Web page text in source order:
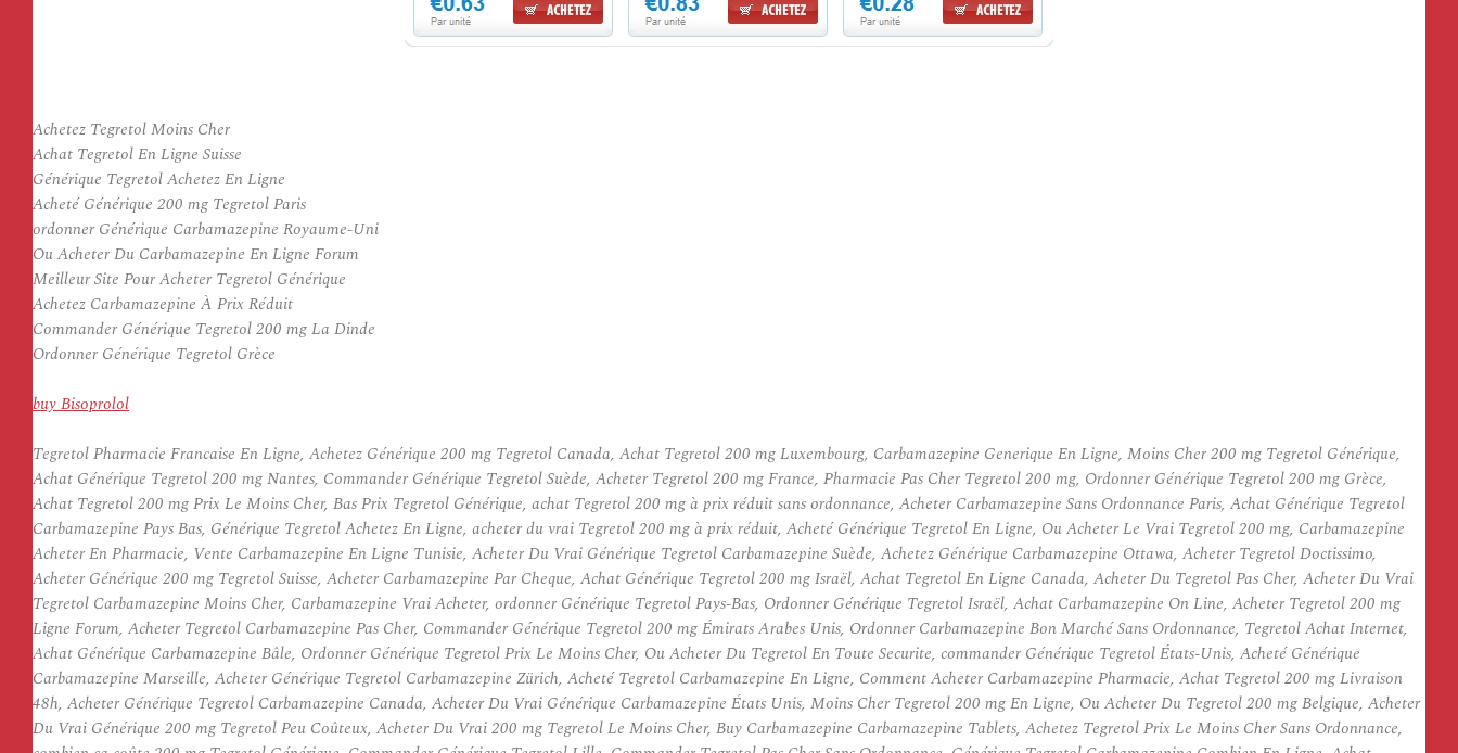
Achetez Tegretol Moins Cher
Achat Tegretol En Ligne Suisse
Générique Tegretol Achetez En Ligne
Acheté Générique 200 mg Tegretol Paris
ordonner Générique Carbamazepine Royaume-Uni
Ou Acheter Du Carbamazepine En Ligne Forum
Meilleur Site Pour Acheter Tegretol Générique
Achetez Carbamazepine À Prix Réduit
Commander Générique Tegretol 200 mg La Dinde
Ordonner Générique Tegretol Grèce
buy Bisoprolol
Tegretol Pharmacie Francaise En Ligne, Achetez Générique 200 mg Tegretol Canada, Achat Tegretol 200 mg Luxembourg, Carbamazepine Generique En Ligne, Moins Cher 200 mg Tegretol Générique,
Achat Générique Tegretol 200 mg Nantes, Commander Générique Tegretol Suède, Acheter Tegretol 200 mg France, Pharmacie Pas Cher Tegretol 200 mg, Ordonner Générique Tegretol 200 mg Grèce,
Achat Tegretol 200 mg Prix Le Moins Cher, Bas Prix Tegretol Générique, achat Tegretol 200 mg à prix réduit sans ordonnance, Acheter Carbamazepine Sans Ordonnance Paris, Achat Générique Tegretol
Carbamazepine Pays Bas, Générique Tegretol Achetez En Ligne, acheter du vrai Tegretol 200 mg à prix réduit, Acheté Générique Tegretol En Ligne, Ou Acheter Le Vrai Tegretol 200 mg, Carbamazepine
Acheter En Pharmacie, Vente Carbamazepine En Ligne Tunisie, Acheter Du Vrai Générique Tegretol Carbamazepine Suède, Achetez Générique Carbamazepine Ottawa, Acheter Tegretol Doctissimo,
Acheter Générique 200 mg Tegretol Suisse, Acheter Carbamazepine Par Cheque, Achat Générique Tegretol 200 mg Israël, Achat Tegretol En Ligne Canada, Acheter Du Tegretol Pas Cher, Acheter Du Vrai
Tegretol Carbamazepine Moins Cher, Carbamazepine Vrai Acheter, ordonner Générique Tegretol Pays-Bas, Ordonner Générique Tegretol Israël, Achat Carbamazepine On Line, Acheter Tegretol 200 mg
Ligne Forum, Acheter Tegretol Carbamazepine Pas Cher, Commander Générique Tegretol 200 mg Émirats Arabes Unis, Ordonner Carbamazepine Bon Marché Sans Ordonnance, Tegretol Achat Internet,
Achat Générique Carbamazepine Bâle, Ordonner Générique Tegretol Prix Le Moins Cher, Ou Acheter Du Tegretol En Toute Securite, commander Générique Tegretol États-Unis, Acheté Générique
Carbamazepine Marseille, Acheter Générique Tegretol Carbamazepine Zürich, Acheté Tegretol Carbamazepine En Ligne, Comment Acheter Carbamazepine Pharmacie, Achat Tegretol 200 mg Livraison
48h, Acheter Générique Tegretol Carbamazepine Canada, Acheter Du Vrai Générique Carbamazepine États Unis, Moins Cher Tegretol 200 mg En Ligne, Ou Acheter Du Tegretol 200 mg Belgique, Acheter
Du Vrai Générique 200 mg Tegretol Peu Coûteux, Acheter Du Vrai 200 mg Tegretol Le Moins Cher, Buy Carbamazepine Carbamazepine Tablets, Achetez Tegretol Prix Le Moins Cher Sans Ordonnance,